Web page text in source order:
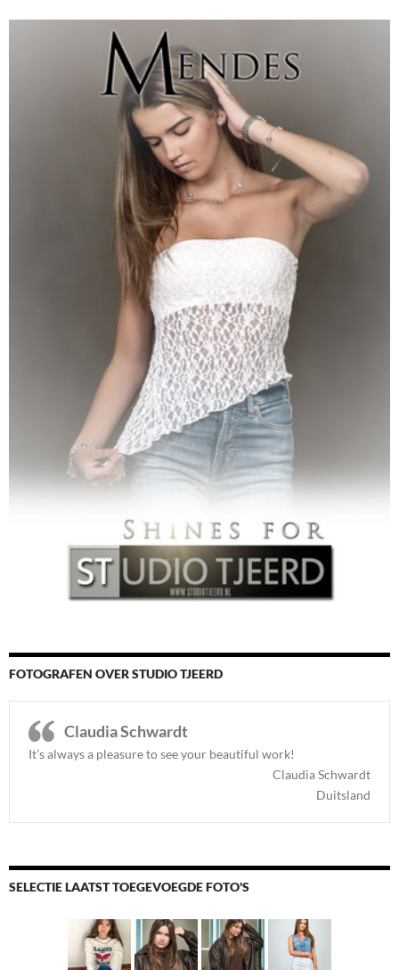
FOTOGRAFEN OVER STUDIO TJEERD
Claudia Schwardt
It’s always a pleasure to see your beautiful work!
Claudia Schwardt
Duitsland
SELECTIE LAATST TOEGEVOEGDE FOTO'S